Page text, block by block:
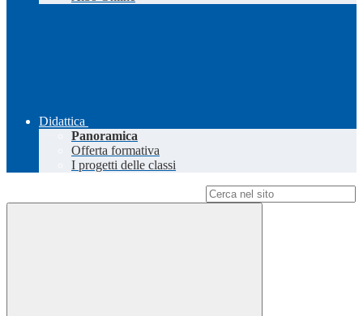
Didattica
Panoramica
Offerta formativa
I progetti delle classi